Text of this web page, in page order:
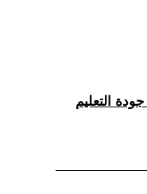
التعليم